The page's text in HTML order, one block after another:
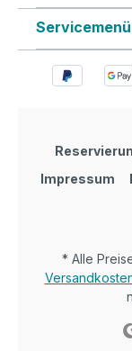
Servicemenü
Impressum
* Alle